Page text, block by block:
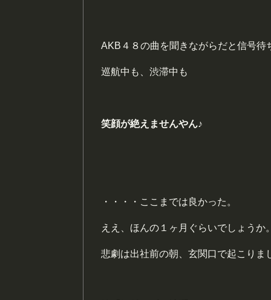
AKB４８の曲を聞きながらだと信号待
巡航中も、渋滞中も
笑顔が絶えませんやん♪
・・・・ここまでは良かった。
ええ、ほんの１ヶ月ぐらいでしょうか
悲劇は出社前の朝、玄関口で起こりま